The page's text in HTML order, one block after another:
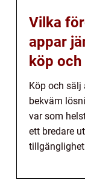
Vilka
appar
köp
Köp och sälj
bekväm
var som
ett bredare